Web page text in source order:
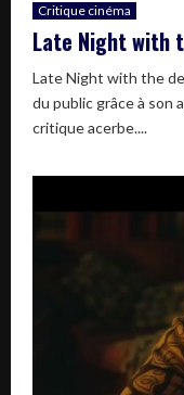
Critique cinéma
Late Night with
Late Night with the
du public grâce à son
critique acerbe....